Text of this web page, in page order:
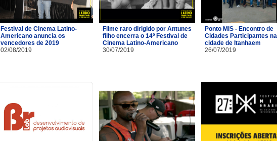
Festival de Cinema Latino-
Americano anuncia os
vencedores de 2019
02/08/2019
Filme raro dirigido por Antunes
filho encerra o 14º Festival de
Cinema Latino-Americano
30/07/2019
Ponto MIS - Encontro de
Cidades Participantes na
cidade de Itanhaem
26/07/2019